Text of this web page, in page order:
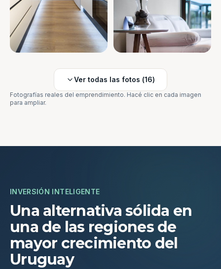
Ver todas las fotos (16)
Fotografías reales del emprendimiento. Hacé clic en cada imagen
para ampliar.
INVERSIÓN INTELIGENTE
Una alternativa sólida en
una de las regiones de
mayor crecimiento del
Uruguay